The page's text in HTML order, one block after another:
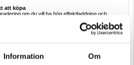
Information Om
att köpa
om du vill ha hög effektladdning och
och det vikbara stativet ger extra
bära med dig extra tillbehör. Med PD-stöd och
C-kablar
USB-C-laddningskonfigurationer med hög